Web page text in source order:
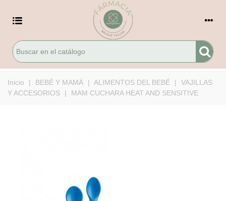
Inicio | BEBÉ Y MAMÁ | ALIMENTOS DEL BEBÉ |
VAJILLAS
Y ACCESORIOS
| MAM CUCHARA HEAT AND SENSITIVE